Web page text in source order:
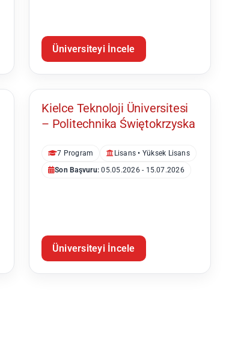
Üniversiteyi İncele
Kielce
Kielce Teknoloji Üniversitesi
– Politechnika Świętokrzyska
7 Program
Lisans • Yüksek Lisans
Son Başvuru: 05.05.2026 - 15.07.2026
Üniversiteyi İncele